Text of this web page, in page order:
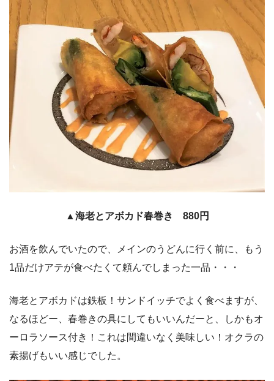
▲海老とアボカド春巻き 880円
お酒を飲んでいたので、メインのうどんに行く前に、もう
1品だけアテが食べたくて頼んでしまった一品・・・
海老とアボカドは鉄板！サンドイッチでよく食べますが、
なるほどー、春巻きの具にしてもいいんだーと、しかもオ
ーロラソース付き！これは間違いなく美味しい！オクラの
素揚げもいい感じでした。